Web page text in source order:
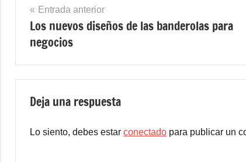
Navegación
de
entradas
Entrada anterior
Los nuevos diseños de las banderolas para
negocios
Deja una respuesta
Lo siento, debes estar conectado para publicar un